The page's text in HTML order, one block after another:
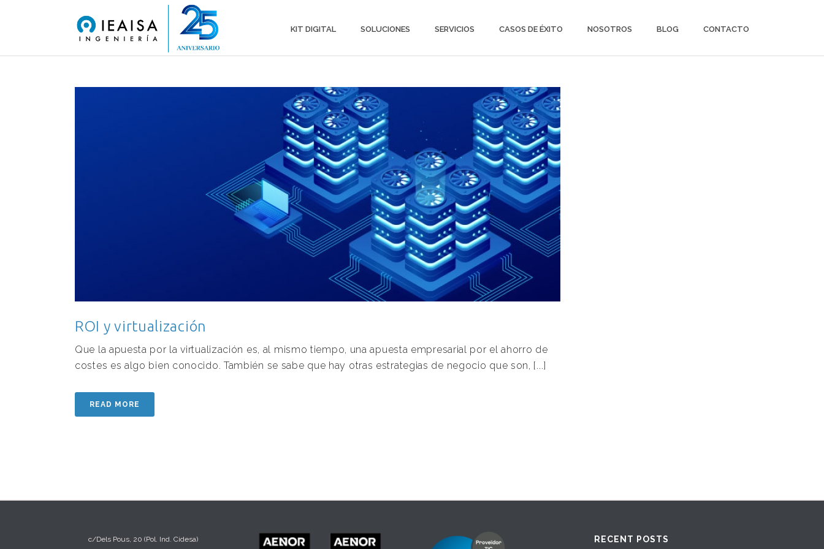
KIT DIGITAL SOLUCIONES SERVICIOS CASOS DE ÉXITO NOSOTROS BLOG CONTACTO
ROI y virtualización
Que la apuesta por la virtualización es, al mismo tiempo, una apuesta empresarial por el ahorro de
costes es algo bien conocido. También se sabe que hay otras estrategias de negocio que son, [...]
READ MORE
c/Dels Pous, 20 (Pol. Ind. Cidesa) RECENT POSTS